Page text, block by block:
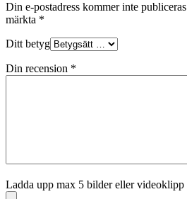
Din e-postadress kommer inte
märkta *
Ditt betyg
Din recension *
Ladda upp max 5 bilder eller videoklipp